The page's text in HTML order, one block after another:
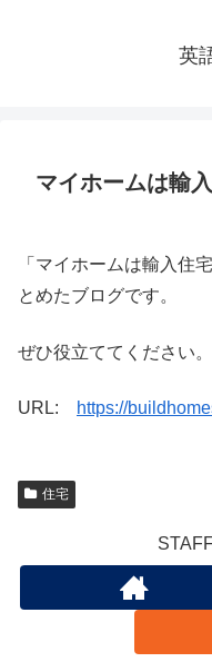
英
マイホームは輸
「マイホームは輸入住
とめたブログです。
ぜひ役立ててください。
URL: https://
住宅